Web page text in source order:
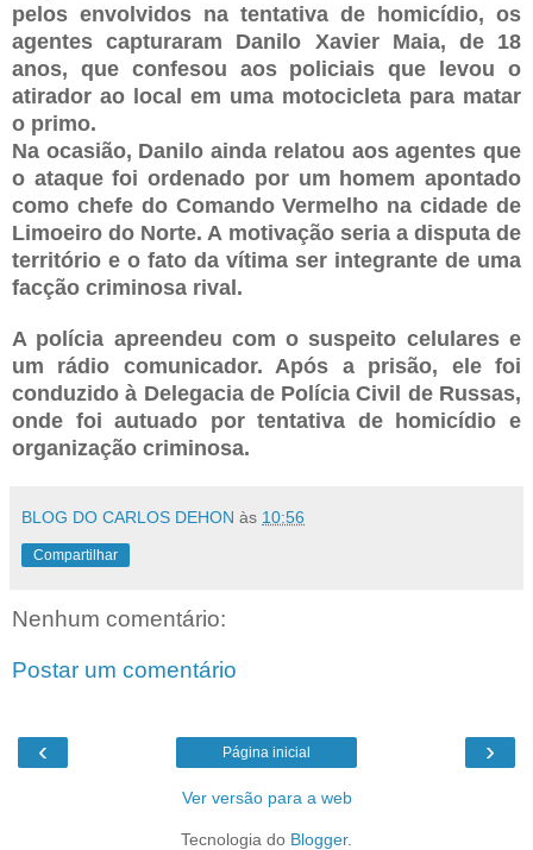
pelos envolvidos na tentativa de homicídio, os
agentes capturaram Danilo Xavier Maia, de 18
anos, que confesou aos policiais que levou o
atirador ao local em uma motocicleta para matar
o primo.
Na ocasião, Danilo ainda relatou aos agentes que
o ataque foi ordenado por um homem apontado
como chefe do Comando Vermelho na cidade de
Limoeiro do Norte. A motivação seria a disputa de
território e o fato da vítima ser integrante de uma
facção criminosa rival.
A polícia apreendeu com o suspeito celulares e
um rádio comunicador. Após a prisão, ele foi
conduzido à Delegacia de Polícia Civil de Russas,
onde foi autuado por tentativa de homicídio e
organização criminosa.
BLOG DO CARLOS DEHON às 10:56
Compartilhar
Nenhum comentário:
Postar um comentário
‹ ›
Página inicial
Ver versão para a web
Tecnologia do Blogger.